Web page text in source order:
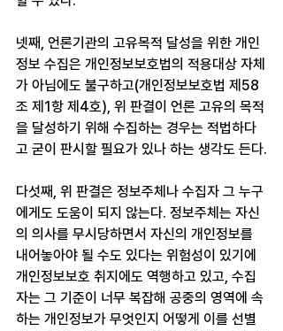
넷째, 언론기관의 고유목적 달성을 위한 개인
정보 수집은 개인정보보호법의 적용대상 자체
가 아님에도 불구하고(개인정보보호법 제58
조 제1항 제4호), 위 판결이 언론 고유의 목적
을 달성하기 위해 수집하는 경우는 적법하다
고 굳이 판시할 필요가 있나 하는 생각도 든다.
다섯째, 위 판결은 정보주체나 수집자 그 누구
에게도 도움이 되지 않는다. 정보주체는 자신
의 의사를 무시당하면서 자신의 개인정보를
내어놓아야 될 수도 있다는 위험성이 있기에
개인정보보호 취지에도 역행하고 있고, 수집
자는 그 기준이 너무 복잡해 공중의 영역에 속
하는 개인정보가 무엇인지 어떻게 이를 선별